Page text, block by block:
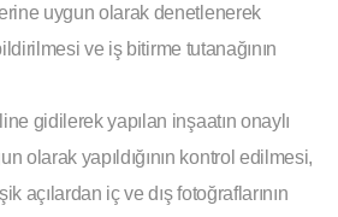
uygun olarak denetlenerek
ve iş bitirme tutanağının
gidilerek yapılan inşaatın onaylı
olarak yapıldığının kontrol edilmesi,
açılardan iç ve dış fotoğraflarının